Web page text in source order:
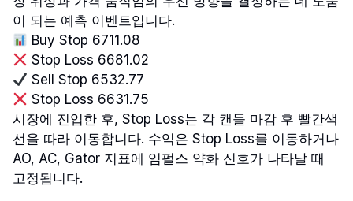
이 되는 예측 이벤트입니다.
Buy Stop 6711.08
Stop Loss 6681.02
Sell Stop 6532.77
Stop Loss 6631.75
시장에 진입한 후, Stop Loss는 각 캔들 마감 후 빨간색
선을 따라 이동합니다. 수익은 Stop Loss를 이동하거나
AO, AC, Gator 지표에 임펄스 약화 신호가 나타날 때
고정됩니다.